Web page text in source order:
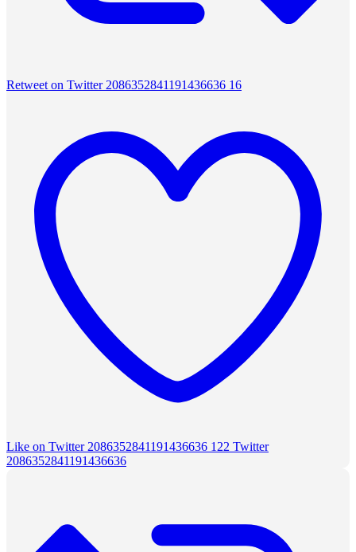
Retweet on Twitter 2086352841191436636 16
Like on Twitter 2086352841191436636 122 Twitter
2086352841191436636